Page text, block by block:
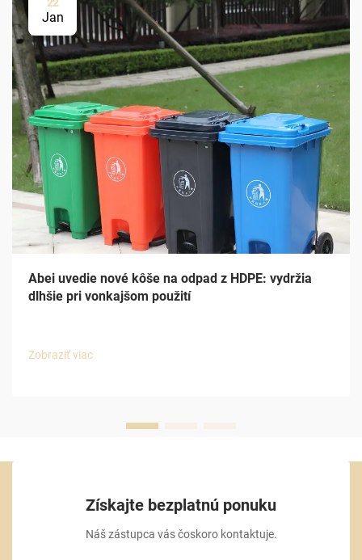
22
Jan
Abei uvedie nové kôše na odpad z HDPE: vydržia
dlhšie pri vonkajšom použití
Zobraziť viac
Získajte bezplatnú ponuku
Náš zástupca vás čoskoro kontaktuje.